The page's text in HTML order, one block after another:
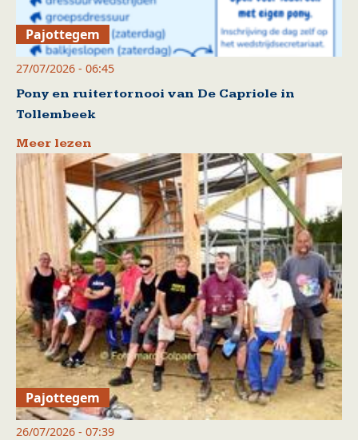
Pajottegem
27/07/2026 - 06:45
Pony en ruitertornooi van De Capriole in
Tollembeek
Meer lezen
Pajottegem
26/07/2026 - 07:39